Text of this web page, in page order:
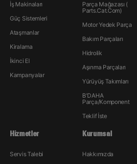
İş Makinaları
Güç Sistemleri
Ataşmanlar
Kiralama
İkinci El
Kampanyalar
Parça Mağazası (
Parts.Cat.Com)
Motor Yedek Parça
Bakım Parçaları
Hidrolik
Aşınma Parçaları
Yürüyüş Takımları
B'DAHA
Parça/Komponent
Teklif İste
Hizmetler
Servis Talebi
Kurumsal
Hakkımızda